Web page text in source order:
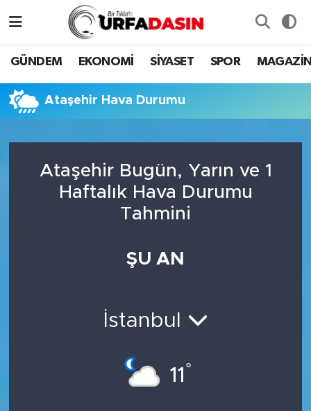
GÜNDEM EKONOMİ SİYASET SPOR
Ataşehir Hava Durumu
Ataşehir Bugün, Yarın ve 1
Haftalık Hava Durumu
Tahmini
ŞU AN
İstanbul
11 °
MAGAZİN
Nöbetçi Eczaneler
Süper Lig Puan Durumu ve Fikstür
Son Dakika Haberleri